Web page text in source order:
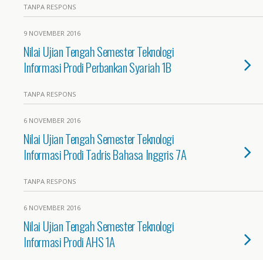
TANPA RESPONS
9 NOVEMBER 2016
Nilai Ujian Tengah Semester Teknologi
Informasi Prodi Perbankan Syariah 1B
TANPA RESPONS
6 NOVEMBER 2016
Nilai Ujian Tengah Semester Teknologi
Informasi Prodi Tadris Bahasa Inggris 7A
TANPA RESPONS
6 NOVEMBER 2016
Nilai Ujian Tengah Semester Teknologi
Informasi Prodi AHS 1A